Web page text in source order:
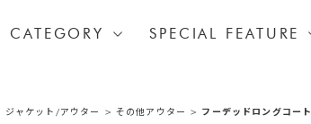
CATEGORY SPECIAL FEATURE
ジャケット/アウター > その他アウター > フーデッドロングコート